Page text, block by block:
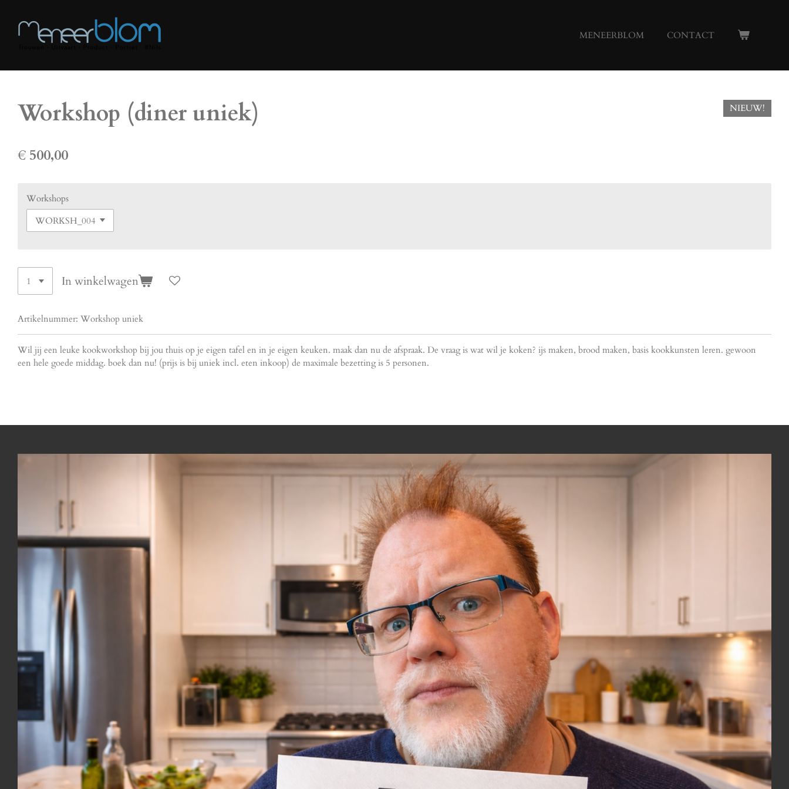
direct
naar
MENEERBLOM CONTACT
Workshop (diner uniek) NIEUW!
€ 500,00
Workshops
In winkelwagen
Artikelnummer: Workshop uniek
Wil jij een leuke kookworkshop bij jou thuis op je eigen tafel en in je eigen keuken. maak dan nu de afspraak. De vraag is wat wil je koken? ijs maken, brood maken, basis kookkunsten leren. gewoon
een hele goede middag. boek dan nu! (prijs is bij uniek incl. eten inkoop) de maximale bezetting is 5 personen.